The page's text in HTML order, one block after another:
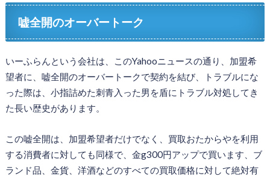
嘘全開のオーバートーク
いーふらんという会社は、このYahooニュースの通り、加盟希
望者に、嘘全開のオーバートークで契約を結び、トラブルにな
った際は、小指詰めた刺青入った男を盾にトラブル対処してき
た長い歴史があります。
この嘘全開は、加盟希望者だけでなく、買取おたからやを利用
する消費者に対しても同様で、金g300円アップで買います、ブ
ランド品、金貨、洋酒などのすべての買取価格に対して絶対有